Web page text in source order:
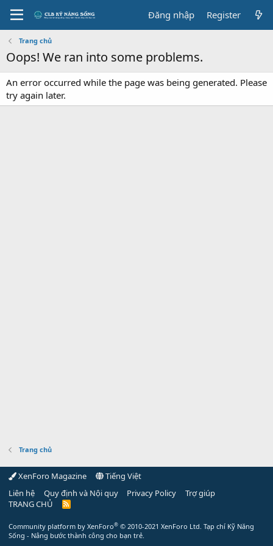
Đăng nhập Register
Trang chủ
Oops! We ran into some problems.
An error occurred while the page was being generated. Please
try again later.
Trang chủ
XenForo Magazine
Tiếng Việt
Liên hệ
Quy định và Nội quy Privacy Policy
Trợ giúp
TRANG CHỦ
R
Community platform by XenForo® © 2010-2021 XenForo Ltd. Tạp chí Kỹ Năng
Sống - Nâng bước thành công cho bạn trẻ.